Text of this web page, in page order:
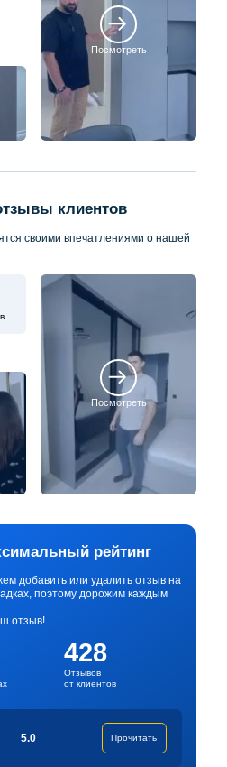
Посмотреть
клиентов
своими впечатлениями о нашей
Посмотреть
рейтинг
добавить или удалить отзыв на
поэтому дорожим каждым
отзыв!
428
Отзывов
от клиентов
5.0 Прочитать